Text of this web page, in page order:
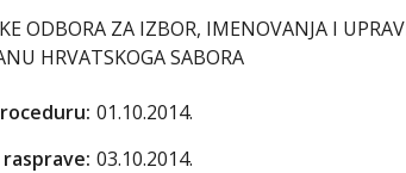
ODBORA ZA IZBOR, IMENOVANJA I
HRVATSKOGA SABORA
01.10.2014.
03.10.2014.